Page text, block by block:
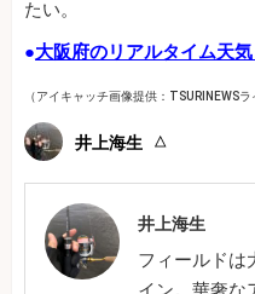
たい。
●大阪府のリアルタイム天
（アイキャッチ画像提供：TSURINEWSラ
井上海生
井上海生
フィールドは